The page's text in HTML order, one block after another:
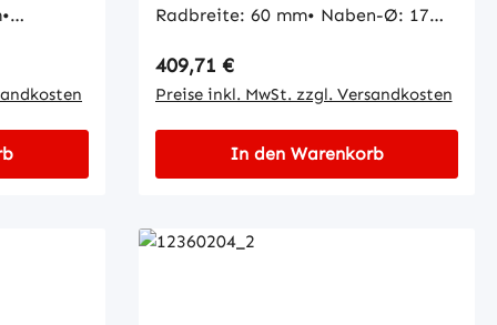
Ø: 20
Radbreite: 60 mm• Naben-Ø: 17
Regulärer Preis:
409,71 €
Preise inkl. MwSt. zzgl. Versandkosten
In den Warenkorb